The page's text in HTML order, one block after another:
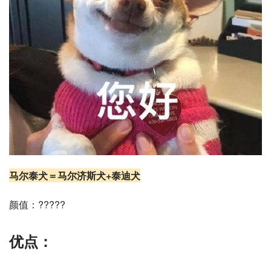
马尔泰犬＝马尔济斯犬+泰迪犬
颜值：?????
优点：